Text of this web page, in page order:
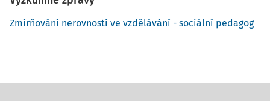
Zmírňování nerovností ve vzdělávání - sociální pedagog